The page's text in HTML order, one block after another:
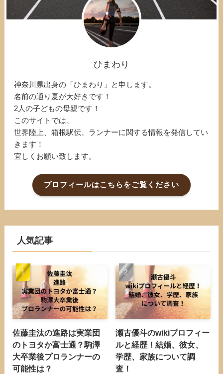
ひまわり
神奈川県出身の「ひまわり」と申します。
名前の通り夏が大好きです！
2人の子どもの母親です！
このサイトでは、
世界陸上、箱根駅伝、ランナーに関する情報を発信してい
きます！
宜しくお願い致します。
プロフィールはこちらをご覧ください
人気記事
佐藤圭汰の進路は実業団
のトヨタか富士通？駒澤
大卒業後プロランナーの
可能性は？
瀬古優斗のwikiプロフィー
ルと経歴！結婚、彼女、
学歴、家族について調
査！